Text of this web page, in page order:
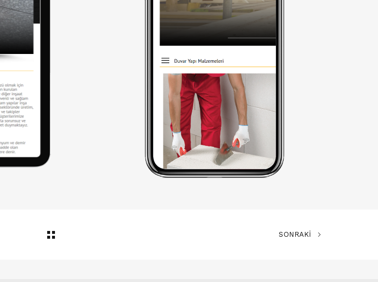
SONRAKİ